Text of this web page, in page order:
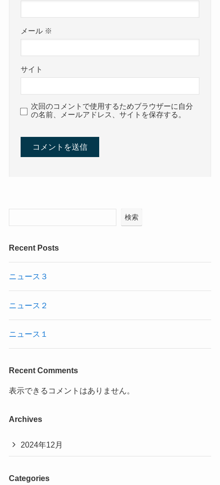
メール ※
サイト
次回のコメントで使用するためブラウザーに自分
の名前、メールアドレス、サイトを保存する。
検索
Recent Posts
ニュース３
ニュース２
ニュース１
Recent Comments
表示できるコメントはありません。
Archives
2024年12月
Categories